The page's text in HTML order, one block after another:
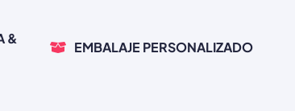
&
EMBALAJE PERSONALIZADO